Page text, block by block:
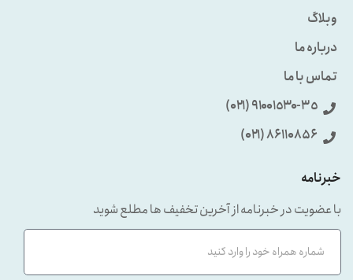
وبلاگ
درباره ما
تماس با ما
٩۱۰۰۱٥۳۰-۳٥ (۰۲۱)
86110856 (۰۲۱)
خبرنامه
با عضویت در خبرنامه از آخرین تخفیف ها مطلع شوید